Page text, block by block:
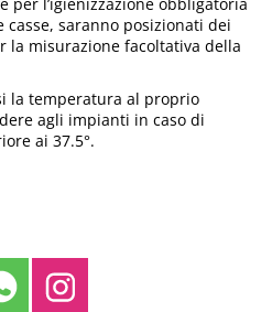
saranno posizionati dei
la misurazione facoltativa della
la temperatura al proprio
agli impianti in caso di
ai 37.5°.